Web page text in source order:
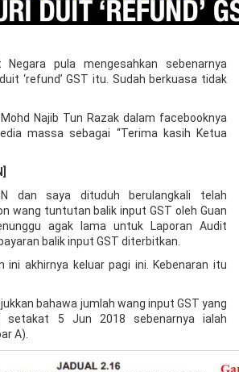
pula mengesahkan sebenarnya
‘refund’ GST itu. Sudah berkuasa tidak
Mohd Najib Tun Razak dalam facebooknya
massa sebagai “Terima kasih Ketua
dan saya dituduh berulangkali telah
wang tuntutan balik input GST oleh Guan
agak lama untuk Laporan Audit
balik input GST diterbitkan.
ini akhirnya keluar pagi ini. Kebenaran itu
bahawa jumlah wang input GST yang
setakat 5 Jun 2018 sebenarnya ialah
A).